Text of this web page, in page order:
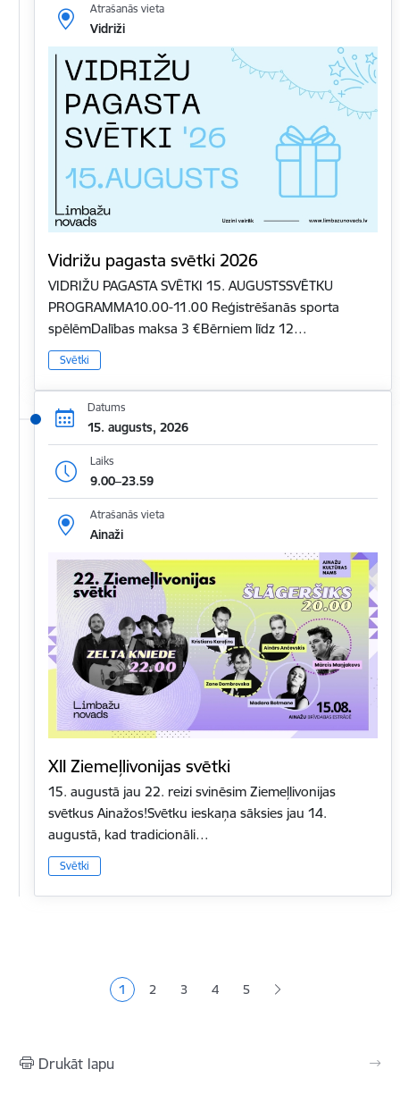
Atrašanās vieta
Vidriži
Vidrižu pagasta svētki 2026
VIDRIŽU PAGASTA SVĒTKI 15. AUGUSTSSVĒTKU
PROGRAMMA10.00-11.00 Reģistrēšanās sporta
spēlēmDalības maksa 3 €Bērniem līdz 12…
Svētki
Datums
15. augusts, 2026
Laiks
9.00–23.59
Atrašanās vieta
Ainaži
XII Ziemeļlivonijas svētki
15. augustā jau 22. reizi svinēsim Ziemeļlivonijas
svētkus Ainažos!Svētku ieskaņa sāksies jau 14.
augustā, kad tradicionāli…
Svētki
Pašreizējā lapa
1 Lapa
2 Lapa
3 Lapa
4 Lapa
5
Drukāt lapu